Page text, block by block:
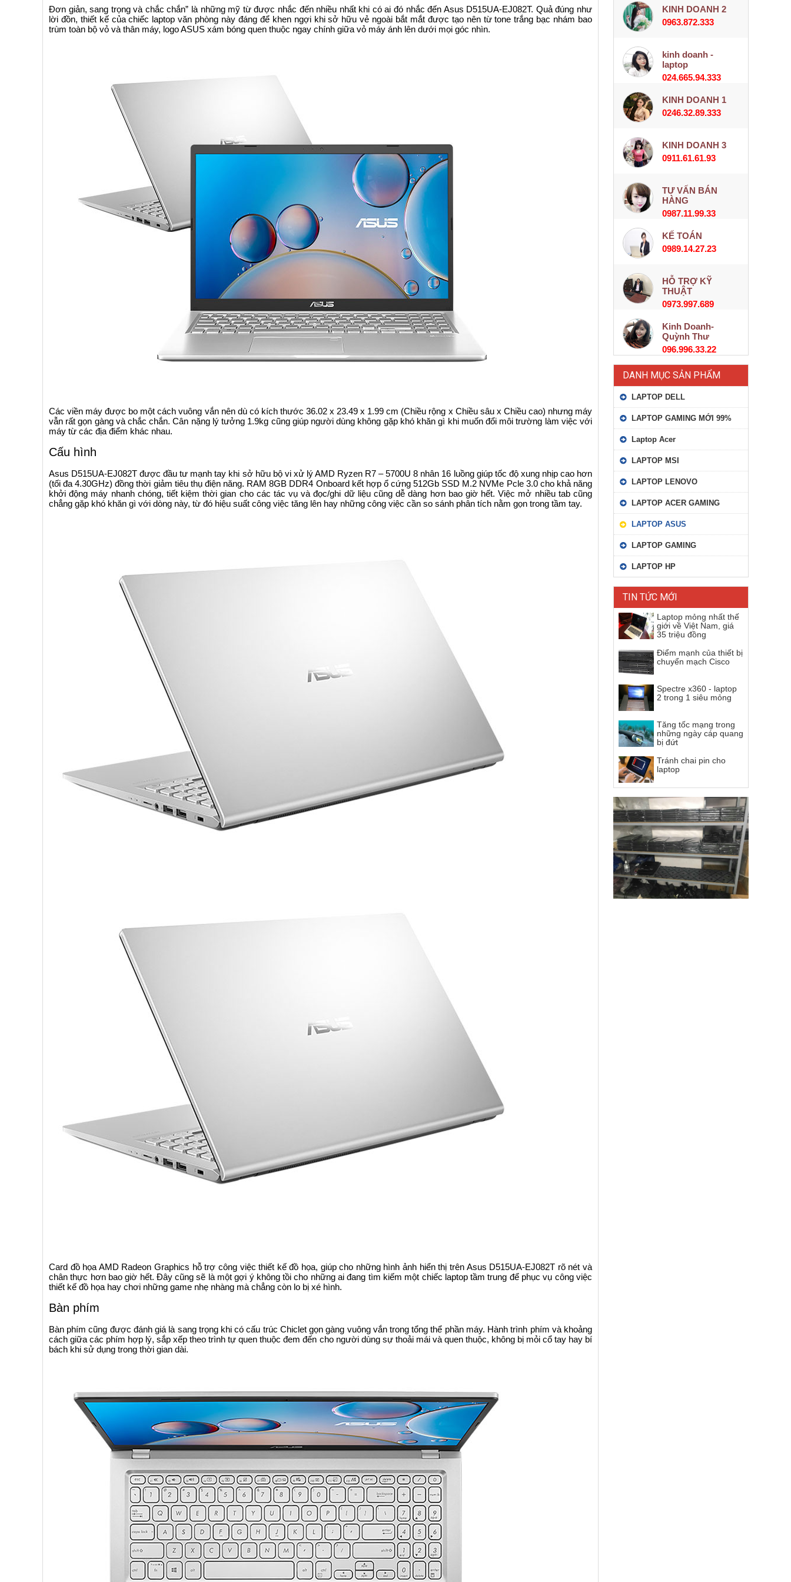
Đơn giản, sang trọng và chắc chắn” là những mỹ từ được nhắc đến nhiều nhất khi có ai đó nhắc đến Asus D515UA-EJ082T. Quả đúng như
lời đồn, thiết kế của chiếc laptop văn phòng này đáng để khen ngợi khi sở hữu vẻ ngoài bắt mắt được tạo nên từ tone trắng bạc nhám bao
trùm toàn bộ vỏ và thân máy, logo ASUS xám bóng quen thuộc ngay chính giữa vỏ máy ánh lên dưới mọi góc nhìn.
Các viền máy được bo một cách vuông vắn nên dù có kích thước 36.02 x 23.49 x 1.99 cm (Chiều rộng x Chiều sâu x Chiều cao) nhưng máy
vẫn rất gọn gàng và chắc chắn. Cân nặng lý tưởng 1.9kg cũng giúp người dùng không gặp khó khăn gì khi muốn đổi môi trường làm việc với
máy từ các địa điểm khác nhau.
Cấu hình
Asus D515UA-EJ082T được đầu tư mạnh tay khi sở hữu bộ vi xử lý AMD Ryzen R7 – 5700U 8 nhân 16 luồng giúp tốc độ xung nhịp cao hơn
(tối đa 4.30GHz) đồng thời giảm tiêu thụ điện năng. RAM 8GB DDR4 Onboard kết hợp ổ cứng 512Gb SSD M.2 NVMe Pcle 3.0 cho khả năng
khởi động máy nhanh chóng, tiết kiệm thời gian cho các tác vụ và đọc/ghi dữ liệu cũng dễ dàng hơn bao giờ hết. Việc mở nhiều tab cũng
chẳng gặp khó khăn gì với dòng này, từ đó hiệu suất công việc tăng lên hay những công việc cần so sánh phân tích nằm gọn trong tầm tay.
Card đồ họa AMD Radeon Graphics hỗ trợ công việc thiết kế đồ họa, giúp cho những hình ảnh hiển thị trên Asus D515UA-EJ082T rõ nét và
chân thực hơn bao giờ hết. Đây cũng sẽ là một gợi ý không tồi cho những ai đang tìm kiếm một chiếc laptop tầm trung để phục vụ công việc
thiết kế đồ họa hay chơi những game nhẹ nhàng mà chẳng còn lo bị xé hình.
Bàn phím
Bàn phím cũng được đánh giá là sang trọng khi có cấu trúc Chiclet gọn gàng vuông vắn trong tổng thể phần máy. Hành trình phím và khoảng
cách giữa các phím hợp lý, sắp xếp theo trình tự quen thuộc đem đến cho người dùng sự thoải mái và quen thuộc, không bị mỏi cổ tay hay bí
bách khi sử dụng trong thời gian dài.
KINH DOANH 2
0963.872.333
kinh doanh -
laptop
024.665.94.333
KINH DOANH 1
0246.32.89.333
KINH DOANH 3
0911.61.61.93
TƯ VẤN BÁN
HÀNG
0987.11.99.33
KẾ TOÁN
0989.14.27.23
HỖ TRỢ KỸ
THUẬT
0973.997.689
Kinh Doanh-
Quỳnh Thư
096.996.33.22
DANH MỤC SẢN PHẨM
LAPTOP DELL
LAPTOP GAMING MỚI 99%
Laptop Acer
LAPTOP MSI
LAPTOP LENOVO
LAPTOP ACER GAMING
LAPTOP ASUS
LAPTOP GAMING
LAPTOP HP
TIN TỨC MỚI
Laptop mỏng nhất thế
giới về Việt Nam, giá
35 triệu đồng
Điểm mạnh của thiết bị
chuyển mạch Cisco
Spectre x360 - laptop
2 trong 1 siêu mỏng
Tăng tốc mạng trong
những ngày cáp quang
bị đứt
Tránh chai pin cho
laptop